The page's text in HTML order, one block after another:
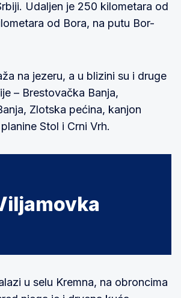
Udaljen je 250 kilometara od
od Bora, na putu Bor-
na jezeru, a u blizini su i druge
– Brestovačka Banja,
Zlotska pećina, kanjon
Stol i Crni Vrh.
u selu Kremna, na obroncima